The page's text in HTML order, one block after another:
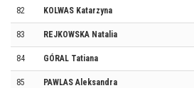
82 KOLWAS Katarzyna
83 REJKOWSKA Natalia
84 GÓRAL Tatiana
85 PAWLAS Aleksandra